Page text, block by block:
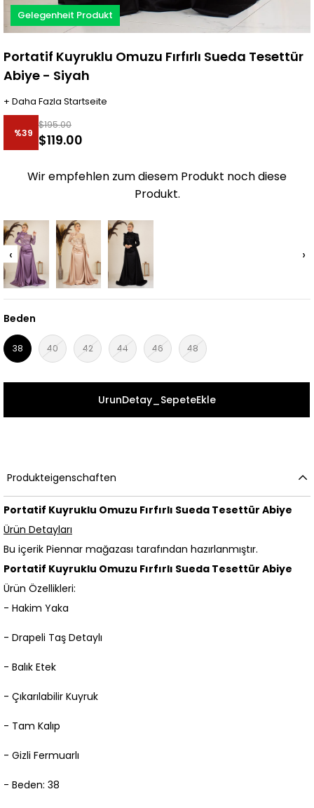
Gelegenheit Produkt
Portatif Kuyruklu Omuzu Fırfırlı Sueda Tesettür
Abiye - Siyah
+ Daha Fazla Startseite
%39
Rabatt
$195.00
$119.00
Wir empfehlen zum diesem Produkt noch diese
Produkt.
‹ ›
Beden
38 40 42 44 46 48
Produkteigenschaften
Portatif Kuyruklu Omuzu Fırfırlı Sueda Tesettür Abiye
Ürün Detayları
Bu içerik Piennar mağazası tarafından hazırlanmıştır.
Portatif Kuyruklu Omuzu Fırfırlı Sueda Tesettür Abiye
Ürün Özellikleri:
- Hakim Yaka
- Drapeli Taş Detaylı
- Balık Etek
- Çıkarılabilir Kuyruk
- Tam Kalıp
- Gizli Fermuarlı
- Beden: 38